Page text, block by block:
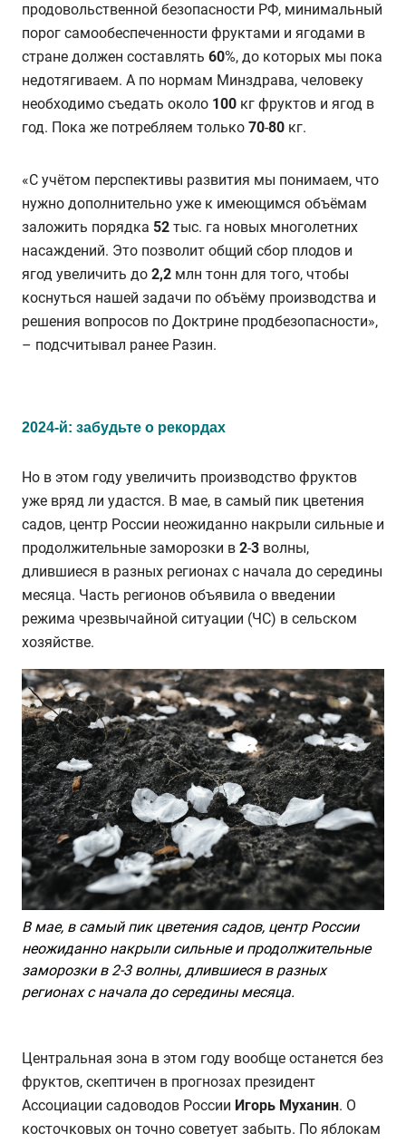
продовольственной безопасности РФ, минимальный
порог самообеспеченности фруктами и ягодами в
стране должен составлять 60%, до которых мы пока
недотягиваем. А по нормам Минздрава, человеку
необходимо съедать около 100 кг фруктов и ягод в
год. Пока же потребляем только 70-80 кг.
«С учётом перспективы развития мы понимаем, что
нужно дополнительно уже к имеющимся объёмам
заложить порядка 52 тыс. га новых многолетних
насаждений. Это позволит общий сбор плодов и
ягод увеличить до 2,2 млн тонн для того, чтобы
коснуться нашей задачи по объёму производства и
решения вопросов по Доктрине продбезопасности»,
– подсчитывал ранее Разин.
2024-й: забудьте о рекордах
Но в этом году увеличить производство фруктов
уже вряд ли удастся. В мае, в самый пик цветения
садов, центр России неожиданно накрыли сильные и
продолжительные заморозки в 2-3 волны,
длившиеся в разных регионах с начала до середины
месяца. Часть регионов объявила о введении
режима чрезвычайной ситуации (ЧС) в сельском
хозяйстве.
В мае, в самый пик цветения садов, центр России
неожиданно накрыли сильные и продолжительные
заморозки в 2-3 волны, длившиеся в разных
регионах с начала до середины месяца.
Центральная зона в этом году вообще останется без
фруктов, скептичен в прогнозах президент
Ассоциации садоводов России Игорь Муханин. О
косточковых он точно советует забыть. По яблокам